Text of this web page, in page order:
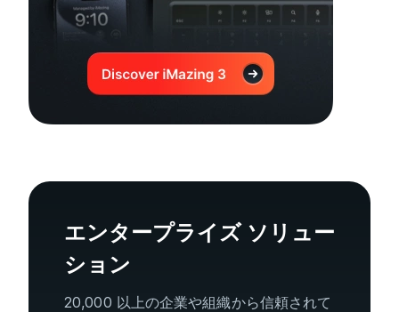
エンタープライズ ソリュー
ション
20,000 以上の企業や組織から信頼されて